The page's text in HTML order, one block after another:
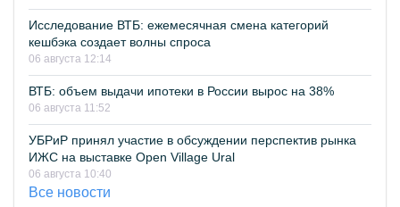
Исследование ВТБ: ежемесячная смена категорий
кешбэка создает волны спроса
06 августа 12:14
ВТБ: объем выдачи ипотеки в России вырос на 38%
06 августа 11:52
УБРиР принял участие в обсуждении перспектив рынка
ИЖС на выставке Open Village Ural
06 августа 10:40
Все новости